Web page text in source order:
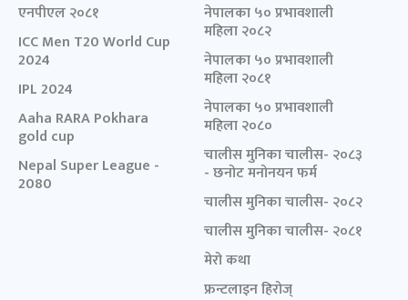
एनपीएल २०८१
ICC Men T20 World Cup
2024
IPL 2024
Aaha RARA Pokhara
gold cup
Nepal Super League -
2080
नेपालका ५० प्रभावशाली
महिला २०८२
नेपालका ५० प्रभावशाली
महिला २०८१
नेपालका ५० प्रभावशाली
महिला २०८०
चालीस मुनिका चालीस- २०८३
- छनोट मनोनयन फर्म
चालीस मुनिका चालीस- २०८२
चालीस मुनिका चालीस- २०८१
मेरो कथा
फ्रन्टलाइन हिरोज्